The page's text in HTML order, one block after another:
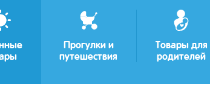
Прогулки и
путешествия
Товары для
родителей